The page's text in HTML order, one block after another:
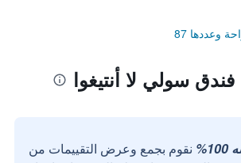
وعددها 87
سولي لا أنتيغوا
نقوم بجمع وعرض التقييمات من